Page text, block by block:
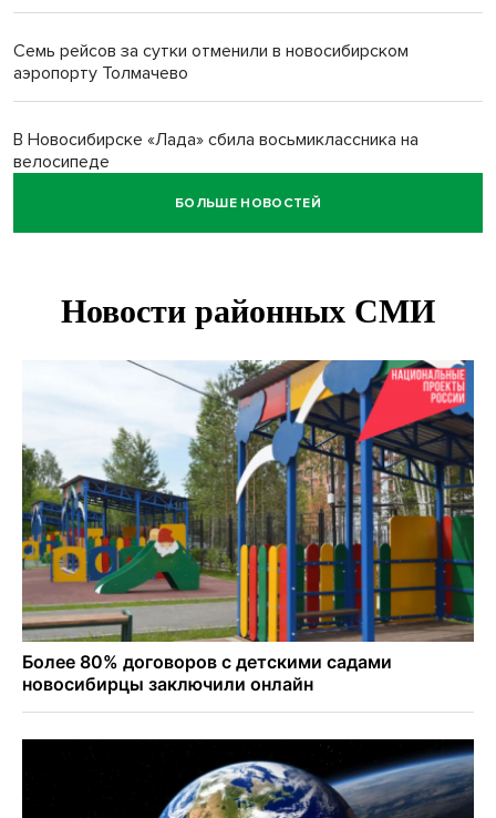
Семь рейсов за сутки отменили в новосибирском
аэропорту Толмачево
В Новосибирске «Лада» сбила восьмиклассника на
велосипеде
Новосибирцам назвали точное количество выходных
Годовалый ребёнок оказался заперт в автомобиле в
Всем миром: жители новосибирской деревни помогли
найти пропавшего мальчика
Новосибирцам объяснили новые правила сверхурочной
работы
БОЛЬШЕ НОВОСТЕЙ